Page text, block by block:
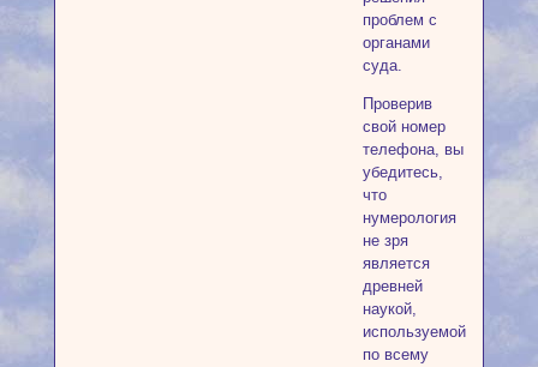
проблем с
органами
суда.
Проверив
свой номер
телефона, вы
убедитесь,
что
нумерология
не зря
является
древней
наукой,
используемой
по всему